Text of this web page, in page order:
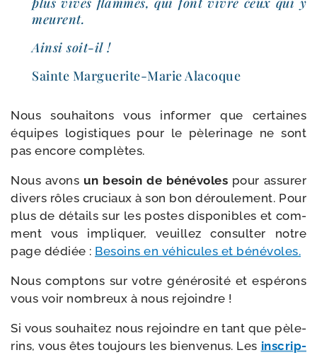
meurent.
Ainsi soit-​il !
Sainte Marguerite-​Marie Alacoque
Nous sou­hai­tons vous infor­mer que cer­taines
équipes logis­tiques pour le pèle­ri­nage ne sont
pas encore complètes.
Nous avons un besoin de béné­voles pour assu­rer
divers rôles cru­ciaux à son bon dérou­le­ment. Pour
plus de détails sur les postes dis­po­nibles et com­
ment vous impli­quer, veuillez consul­ter notre
page dédiée : Besoins en véhi­cules et bénévoles.
Nous comp­tons sur votre géné­ro­si­té et espé­rons
vous voir nom­breux à nous rejoindre !
Si vous sou­hai­tez nous rejoindre en tant que pèle­
rins, vous êtes tou­jours les bien­ve­nus. Les ins­crip­